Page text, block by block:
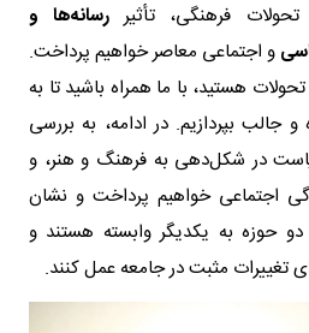
فرهنگی، تأثیر رسانه‌ها و
و اجتماعی معاصر خواهیم پرداخت.
هستید، با ما همراه باشید تا به
جالب بپردازیم. در ادامه، به بررسی
در شکل‌دهی به فرهنگ و هنر، و
اجتماعی خواهیم پرداخت و نشان
حوزه به یکدیگر وابسته هستند و
تغییرات مثبت در جامعه عمل کنند.